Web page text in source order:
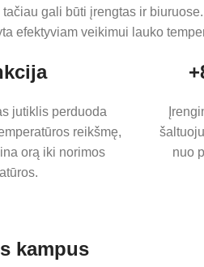
gali būti įrengtas ir
efektyviam veikimui lauko
jutiklis perduoda
reikšmę,
orą iki norimos
nuo
kampus